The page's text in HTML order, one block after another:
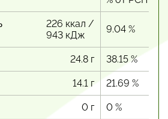
226 ккал /
943 кДж
9.04 %
24.8 г 38.15 %
14.1 г 21.69 %
0 г 0 %